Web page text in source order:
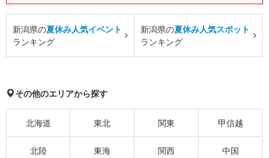
新潟県の夏休み人気イベント
ランキング
新潟県の夏休み人気スポット
ランキング
その他のエリアから探す
北海道 東北 関東 甲信越
北陸 東海 関西 中国